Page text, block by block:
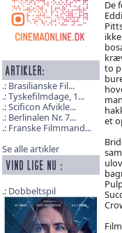
Brasilianske Fil...
Tyskefilmdage, 1...
Scificon Afvikle...
Berlinalen Nr. 7...
Franske Filmmand...
Se alle artikler
Dobbeltspil
De
to
et